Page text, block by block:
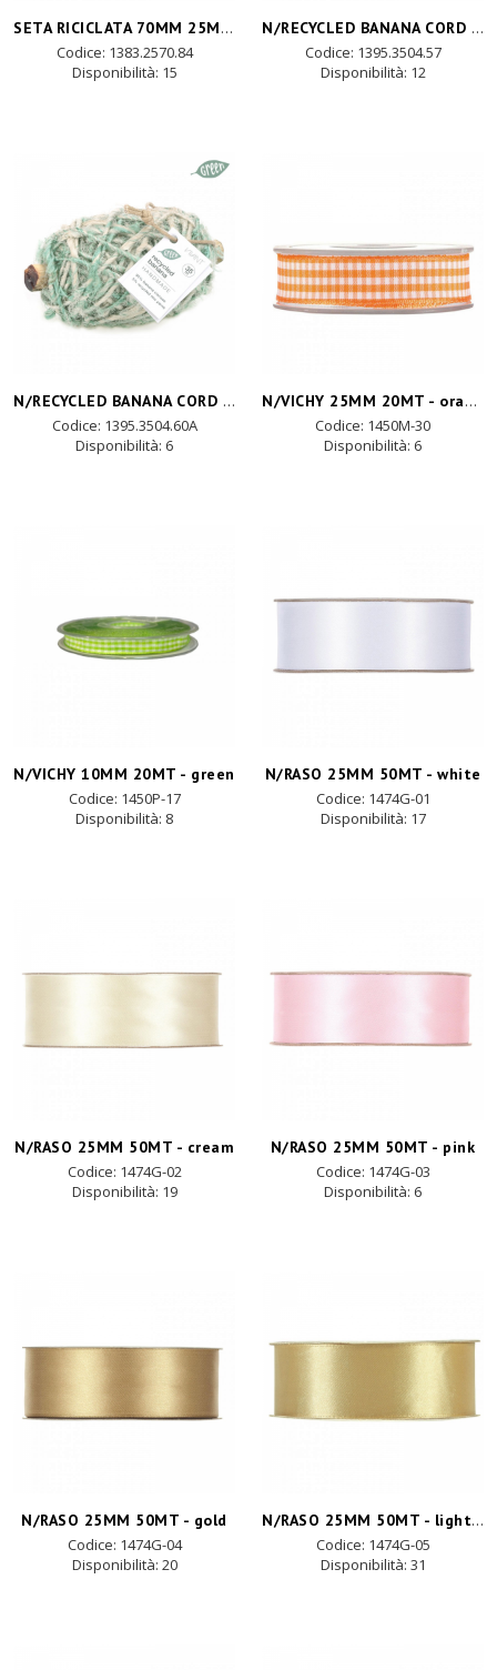
SETA RICICLATA 70MM 25MT - avio
Codice: 1383.2570.84
Disponibilità: 15
N/RECYCLED BANANA CORD 35mtX4mm-arancio
Codice: 1395.3504.57
Disponibilità: 12
N/RECYCLED BANANA CORD 35mtX4mm-verde ni
Codice: 1395.3504.60A
Disponibilità: 6
N/VICHY 25MM 20MT - orange
Codice: 1450M-30
Disponibilità: 6
N/VICHY 10MM 20MT - green
Codice: 1450P-17
Disponibilità: 8
N/RASO 25MM 50MT - white
Codice: 1474G-01
Disponibilità: 17
N/RASO 25MM 50MT - cream
Codice: 1474G-02
Disponibilità: 19
N/RASO 25MM 50MT - pink
Codice: 1474G-03
Disponibilità: 6
N/RASO 25MM 50MT - gold
Codice: 1474G-04
Disponibilità: 20
N/RASO 25MM 50MT - light gold
Codice: 1474G-05
Disponibilità: 31